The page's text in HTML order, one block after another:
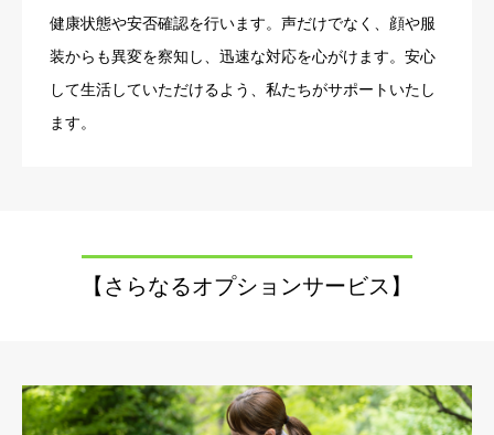
健康状態や安否確認を行います。声だけでなく、顔や服
装からも異変を察知し、迅速な対応を心がけます。安心
して生活していただけるよう、私たちがサポートいたし
ます。
【さらなるオプションサービス】